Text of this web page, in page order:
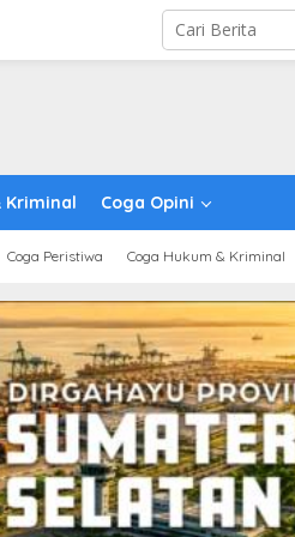
Kriminal Coga Opini
Coga Peristiwa Coga Hukum & Kriminal